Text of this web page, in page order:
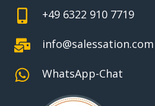
+49 6322 910 7719
info@salessation.com
WhatsApp-Chat